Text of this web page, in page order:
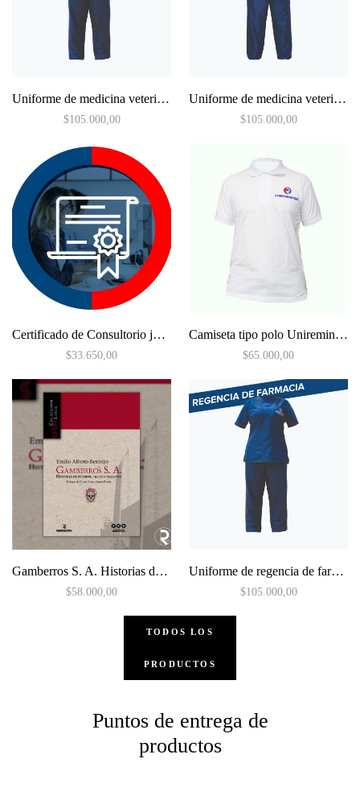
Uniforme de medicina veterinaria de mujer
$105.000,00
Uniforme de medicina veterinaria para hombre
$105.000,00
Certificado de Consultorio jurídico
$33.650,00
Camiseta tipo polo Uniremington
$65.000,00
Gamberros S. A. Historias de pícaros, pillos y malevos
$58.000,00
Uniforme de regencia de farmacia de Mujer
$105.000,00
TODOS LOS
PRODUCTOS
Puntos de entrega de
productos